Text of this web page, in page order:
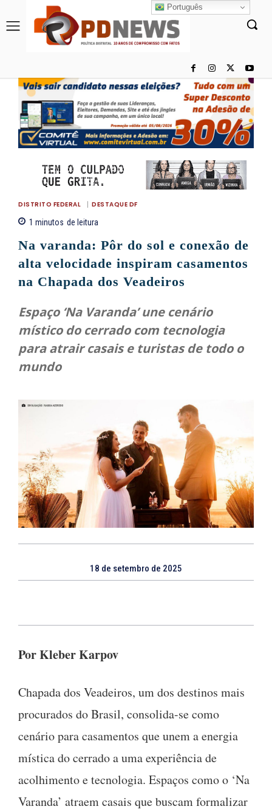
DISTRITO FEDERAL DESTAQUE DF
1 minutos de leitura
Na varanda: Pôr do sol e conexão de
alta velocidade inspiram casamentos
na Chapada dos Veadeiros
Espaço ‘Na Varanda’ une cenário
místico do cerrado com tecnologia
para atrair casais e turistas de todo o
mundo
18 de setembro de 2025
Por Kleber Karpov
Chapada dos Veadeiros, um dos destinos mais
procurados do Brasil, consolida-se como
cenário para casamentos que unem a energia
mística do cerrado a uma experiência de
acolhimento e tecnologia. Espaços como o ‘Na
Varanda’ atraem casais que buscam formalizar
Português